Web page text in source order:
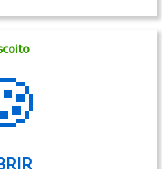
Que Se Aproxima